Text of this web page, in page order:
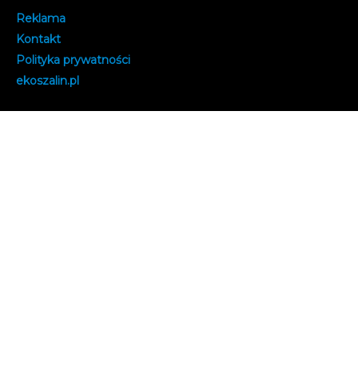
Reklama
Kontakt
Polityka prywatności
ekoszalin.pl